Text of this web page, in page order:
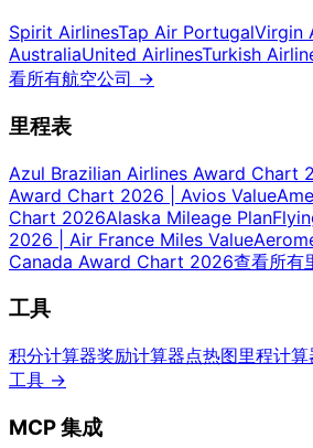
Spirit AirlinesTap Air PortugalVirgin
AustraliaUnited AirlinesTurkish
看所有航空公司 →
里程表
Azul Brazilian Airlines Award Chart
Award Chart 2026 | Avios Value
Chart 2026Alaska Mileage Plan
2026 | Air France Miles Value
Canada Award Chart 2026查看所有
工具
积分计算器奖励计算器点热图里程计算
工具 →
MCP 集成